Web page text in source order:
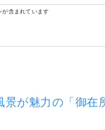
が含まれています
景が魅力の「御在